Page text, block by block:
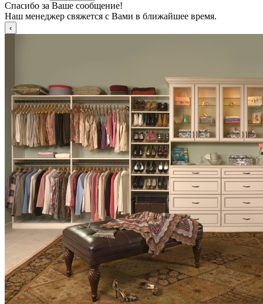
Спасибо за Ваше сообщение!
Наш менеджер свяжется с Вами в ближайшее время.